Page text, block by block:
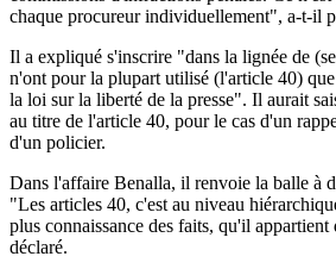
chaque procureur individuellement", a-t-il
Il a expliqué s'inscrire "dans la lignée de
n'ont pour la plupart utilisé (l'article 40)
la loi sur la liberté de la presse". Il aurait
au titre de l'article 40, pour le cas d'un
d'un policier.
Dans l'affaire Benalla, il renvoie la balle à
"Les articles 40, c'est au niveau
plus connaissance des faits, qu'il
déclaré.